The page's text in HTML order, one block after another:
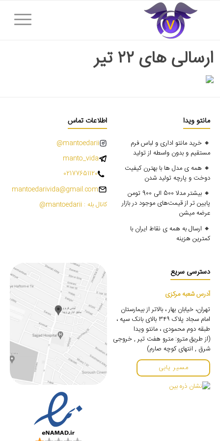
ارسالی های ۲۲ تیر
مانتو ویدا
🔸 خرید مانتو اداری و لباس فرم
مستقیم و بدون واسطه از تولید
🔸 همه ی مدل ها با بهترن کیفیت
دوخت و پارچه تولید شدن
🔸 بیشتر مدلا 500 الی 900 تومن
پایین تر از قیمت‌های موجود در بازار
عرضه میشن
🔸 ارسال به همه ی نقاط ایران با
کمترین هزینه
اطلاعات تماس
mantoedarii@
manto_vida
02177651120
mantoedarivida@gmail.com
کانال بله : mantoedarii@
دسترسی سریع
آدرس شعبه مرکزی
تهران، خیابان بهار ، بالاتر از بیمارستان
امام سجاد پلاک ۳۴۹ بالای بانک سپه ،
طبقه دوم محمودی ، مانتو ویدا
(از طریق مترو: مترو هفت تیر , خروجی
شرق , انتهای کوچه صارم)
مسیر یابی